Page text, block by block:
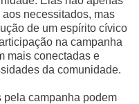
necessitados, mas
de um espírito cívico
na campanha
mais conectadas e
da comunidade.
pela campanha podem